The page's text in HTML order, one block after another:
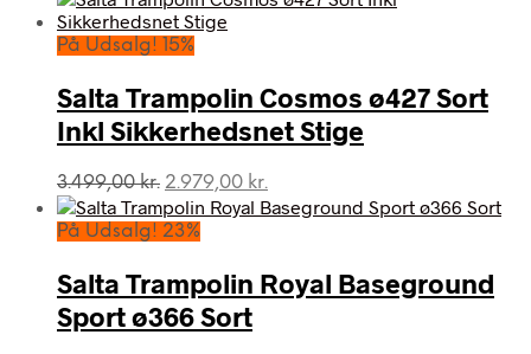
pris
var:
På Udsalg! 15%
Salta Trampolin Cosmos ø427 Sort
Inkl Sikkerhedsnet Stige
3.499,00kr. Den
oprindelige
pris
3.499,00 kr..
2.979,00 kr.
aktuelle
2.979,00 kr..
På Udsalg! 23%
Salta Trampolin Royal Baseground
Sport ø366 Sort